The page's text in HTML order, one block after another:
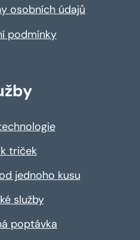
osobních údajů
podmínky
triček
jednoho kusu
služby
poptávka